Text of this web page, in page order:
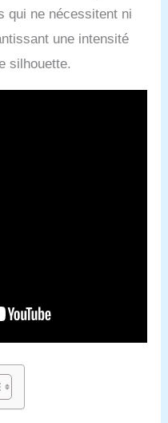
qui ne nécessitent ni
une intensité
silhouette.